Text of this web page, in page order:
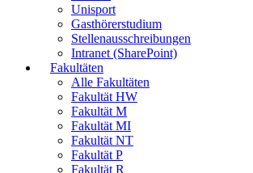
Unisport
Gasthörerstudium
Stellenausschreibungen
Intranet (SharePoint)
Fakultäten
Alle Fakultäten
Fakultät HW
Fakultät M
Fakultät MI
Fakultät NT
Fakultät P
Fakultät R